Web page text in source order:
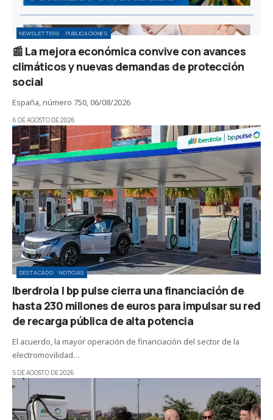
NEWSLETTERS PUBLICACIONES
📰 La mejora económica convive con avances
climáticos y nuevas demandas de protección
social
España, número 750, 06/08/2026
6 DE AGOSTO DE 2026
DESTACADO NOTICIAS
Iberdrola | bp pulse cierra una financiación de
hasta 230 millones de euros para impulsar su red
de recarga pública de alta potencia
El acuerdo, la mayor operación de financiación del sector de la
electromovilidad…
5 DE AGOSTO DE 2026